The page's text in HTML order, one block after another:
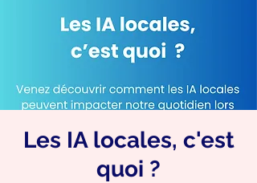
Les IA locales, c'est
quoi ?